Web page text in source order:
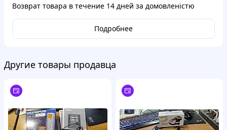
Возврат товара в течение 14 дней за домовленістю
Подробнее
Другие товары продавца